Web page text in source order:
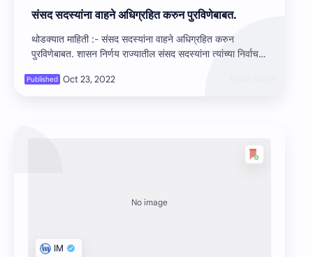
संसद सदस्‍यांना वाहने अधिग्रहित करुन पुरविणेबाबत.
थोडक्यात माहिती :- संसद सदस्‍यांना वाहने अधिग्रहित करुन
पुरविणेबाबत. शासन निर्णय राज्‍यातील संसद सदस्‍यांना त्‍यांच्‍या निर्वाचन